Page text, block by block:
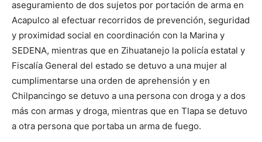
aseguramiento de dos sujetos por portación de arma en
Acapulco al efectuar recorridos de prevención, seguridad
y proximidad social en coordinación con la Marina y
SEDENA, mientras que en Zihuatanejo la policía estatal y
Fiscalía General del estado se detuvo a una mujer al
cumplimentarse una orden de aprehensión y en
Chilpancingo se detuvo a una persona con droga y a dos
más con armas y droga, mientras que en Tlapa se detuvo
a otra persona que portaba un arma de fuego.